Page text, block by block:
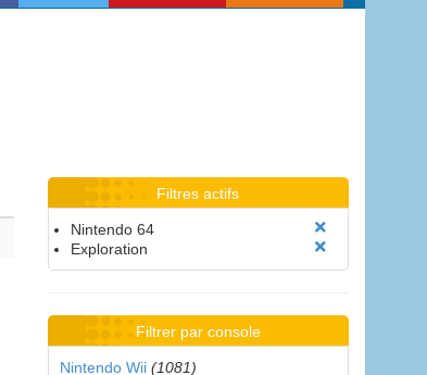
Filtres actifs
Nintendo 64
Exploration
Filtrer par console
Nintendo Wii (1081)